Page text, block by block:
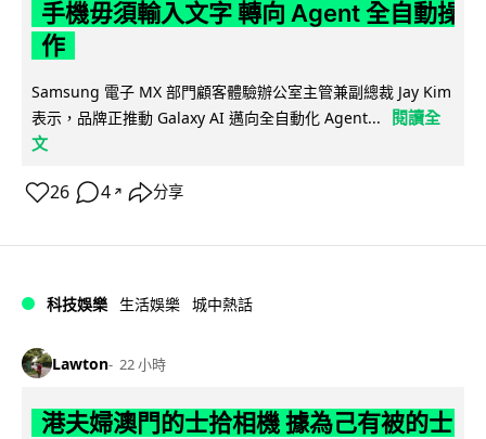
手機毋須輸入文字 轉向 Agent 全自動操
作
Samsung 電子 MX 部門顧客體驗辦公室主管兼副總裁 Jay Kim
表示，品牌正推動 Galaxy AI 邁向全自動化 Agent...
閱讀全
文
26 4 ↗ 分享
科技娛樂 生活娛樂 城中熱話
Lawton 22 小時
港夫婦澳門的士拾相機 據為己有被的士